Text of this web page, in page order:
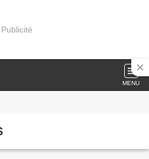
Publicité
MENU